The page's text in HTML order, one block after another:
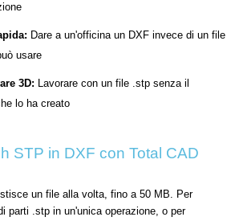
Dare a un'officina un DXF invece di un file
usare
3D: Lavorare con un file .stp senza il
lo ha creato
STP in DXF con Total CAD
un file alla volta, fino a 50 MB. Per
parti .stp in un'unica operazione, o per